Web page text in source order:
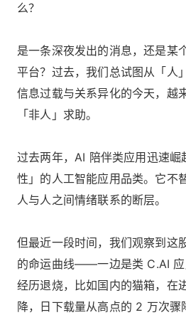
么？
是一条深夜发出的消息，还是某
平台？过去，我们总试图从「人
信息过载与关系异化的今天，越
「非人」求助。
过去两年，AI 陪伴类应用迅速崛
性」的人工智能应用品类。它不
人与人之间情绪联系的断层。
但最近一段时间，我们观察到这
的命运曲线——一边是类 C.AI 应
经历退烧，比如国内的猫箱，在
降，日下载量从高点的 2 万次